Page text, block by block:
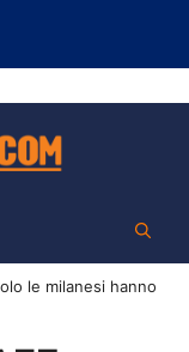
le milanesi hanno